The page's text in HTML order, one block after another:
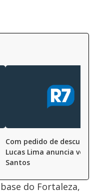
Com pedido de desculpas,
Lucas Lima anuncia volta
Santos
do Fortaleza,